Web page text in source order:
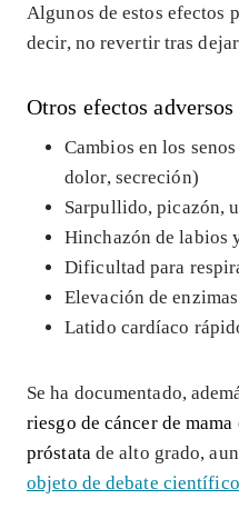
Algunos de estos efectos
decir, no revertir tras
Otros efectos adversos
Cambios en los
dolor, secreción)
Sarpullido, picazón,
Hinchazón de labios
Dificultad para
Elevación de
Latido cardíaco
Se ha documentado,
riesgo de cáncer de mama
próstata de alto grado,
objeto de debate científico